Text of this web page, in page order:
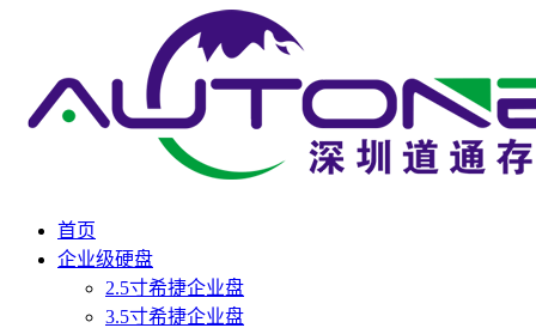
首页
企业级硬盘
2.5寸希捷企业盘
3.5寸希捷企业盘